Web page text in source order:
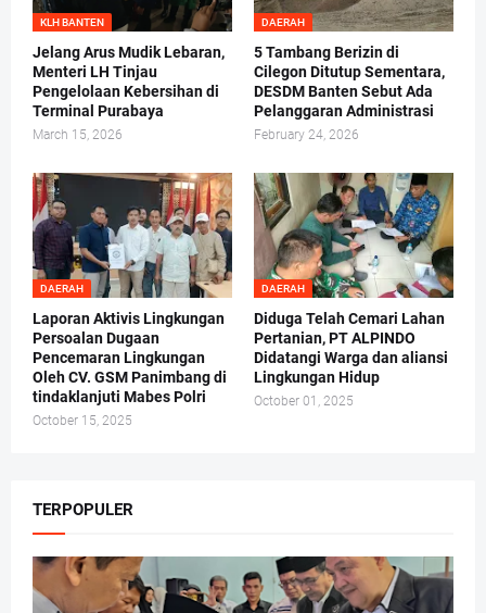
KLH BANTEN
Jelang Arus Mudik Lebaran,
Menteri LH Tinjau
Pengelolaan Kebersihan di
Terminal Purabaya
March 15, 2026
DAERAH
5 Tambang Berizin di
Cilegon Ditutup Sementara,
DESDM Banten Sebut Ada
Pelanggaran Administrasi
February 24, 2026
DAERAH
Laporan Aktivis Lingkungan
Persoalan Dugaan
Pencemaran Lingkungan
Oleh CV. GSM Panimbang di
tindaklanjuti Mabes Polri
October 15, 2025
DAERAH
Diduga Telah Cemari Lahan
Pertanian, PT ALPINDO
Didatangi Warga dan aliansi
Lingkungan Hidup
October 01, 2025
TERPOPULER